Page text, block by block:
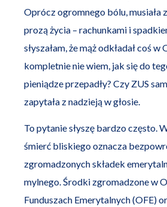
Oprócz ogromnego bólu, musiała
prozą życia – rachunkami i
słyszałam, że mąż odkładał coś w
kompletnie nie wiem, jak się do
pieniądze przepadły? Czy ZUS
zapytała z nadzieją w głosie.
To pytanie słyszę bardzo często.
śmierć bliskiego oznacza
zgromadzonych składek
mylnego. Środki zgromadzone w
Funduszach Emerytalnych (OFE)